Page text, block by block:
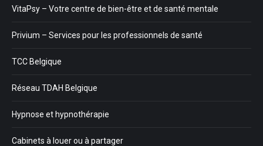
VitaPsy – Votre centre de bien-être et de santé mentale
Privium – Services pour les professionnels de santé
TCC Belgique
Réseau TDAH Belgique
Hypnose et hypnothérapie
Cabinets à louer ou à partager